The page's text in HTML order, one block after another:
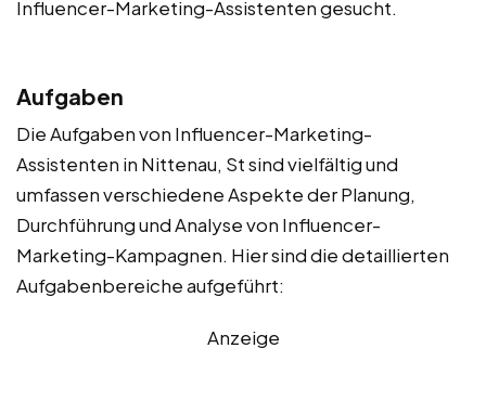
Influencer-Marketing-Assistenten gesucht.
Aufgaben
Die Aufgaben von Influencer-Marketing-
Assistenten in Nittenau, St sind vielfältig und
umfassen verschiedene Aspekte der Planung,
Durchführung und Analyse von Influencer-
Marketing-Kampagnen. Hier sind die detaillierten
Aufgabenbereiche aufgeführt:
Anzeige